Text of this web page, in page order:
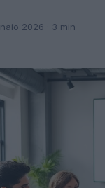
2026 · 3 min